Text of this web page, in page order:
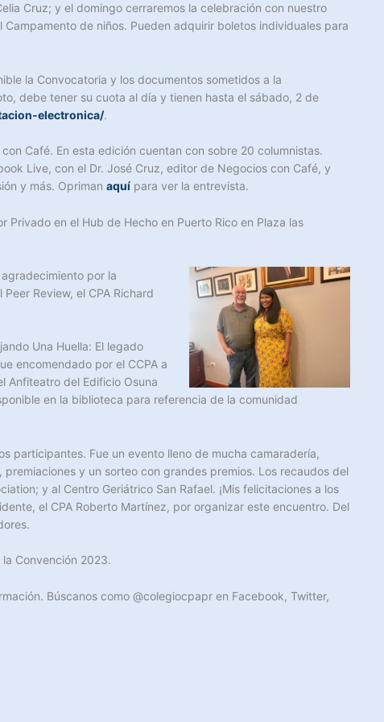
Cruz; y el domingo cerraremos la celebración con nuestro
de niños. Pueden adquirir boletos individuales para
la Convocatoria y los documentos sometidos a la
debe tener su cuota al día y tienen hasta el sábado, 2 de
electronica/.
Café. En esta edición cuentan con sobre 20 columnistas.
Live, con el Dr. José Cruz, editor de Negocios con Café, y
y más. Opriman aquí para ver la entrevista.
Privado en el Hub de Hecho en Puerto Rico en Plaza las
por la
Review, el CPA Richard
Una Huella: El legado
encomendado por el CCPA a
Anfiteatro del Edificio Osuna
en la biblioteca para referencia de la comunidad
participantes. Fue un evento lleno de mucha camaradería,
y un sorteo con grandes premios. Los recaudos del
y al Centro Geriátrico San Rafael. ¡Mis felicitaciones a los
el CPA Roberto Martínez, por organizar este encuentro. Del
Convención 2023.
Búscanos como @colegiocpapr en Facebook, Twitter,